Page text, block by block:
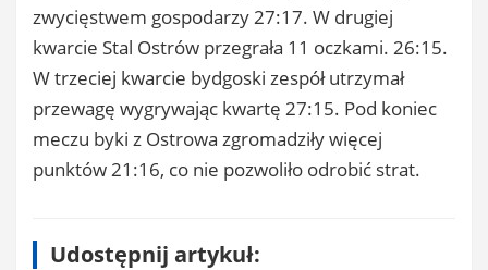
zwycięstwem gospodarzy 27:17. W drugiej
kwarcie Stal Ostrów przegrała 11 oczkami. 26:15.
W trzeciej kwarcie bydgoski zespół utrzymał
przewagę wygrywając kwartę 27:15. Pod koniec
meczu byki z Ostrowa zgromadziły więcej
punktów 21:16, co nie pozwoliło odrobić strat.
Udostępnij artykuł: